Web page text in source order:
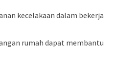
kecelakaan dalam bekerja
rumah dapat membantu